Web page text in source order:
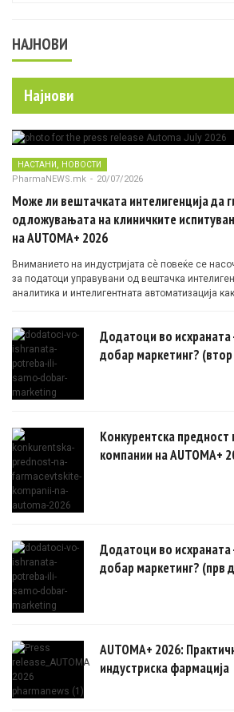
НАЈНОВИ
Најнови
НАСТАНИ, НОВОСТИ
PharmaNEWS.mk - 20/07/2026
Може ли вештачката интелигенција да
одложувањата на клиничките
на AUTOMA+ 2026
Вниманието на индустријата сè повеќе се
за податоци управувани од вештачка
аналитика и интелигентната автоматизација
Додатоци во исхраната
добар маркетинг?
Конкурентска
компании на AUTOMA+
Додатоци во исхраната
добар маркетинг? (прв
AUTOMA+ 2026:
индустриска фармација